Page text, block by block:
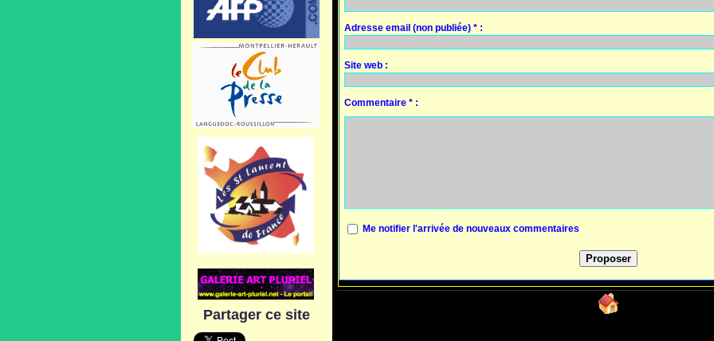
Partager ce site
Adresse email (non publiée) * :
Site web :
Commentaire * :
Me notifier l'arrivée de nouveaux commentaires